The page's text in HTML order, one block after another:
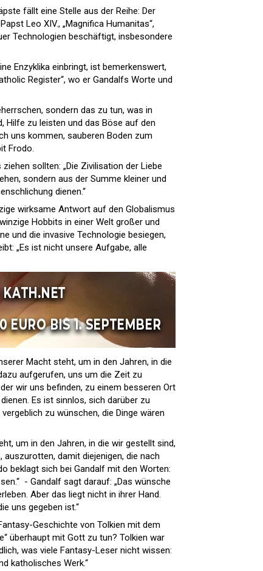
fällt eine Stelle aus der Reihe: Der
Leo XIV., „Magnifica Humanitas“,
Technologien beschäftigt, insbesondere
Enzyklika einbringt, ist bemerkenswert,
Register“, wo er Gandalfs Worte und
sondern das zu tun, was in
Hilfe zu leisten und das Böse auf den
uns kommen, sauberen Boden zum
Frodo.
sollten: „Die Zivilisation der Liebe
sondern aus der Summe kleiner und
dienen.“
wirksame Antwort auf den Globalismus
Hobbits in einer Welt großer und
und die invasive Technologie besiegen,
„Es ist nicht unsere Aufgabe, alle
Macht steht, um in den Jahren, in die
aufgerufen, uns um die Zeit zu
wir uns befinden, zu einem besseren Ort
Es ist sinnlos, sich darüber zu
zu wünschen, die Dinge wären
um in den Jahren, in die wir gestellt sind,
damit diejenigen, die nach
beklagt sich bei Gandalf mit den Worten:
- Gandalf sagt darauf: „Das wünsche
Aber das liegt nicht in ihrer Hand.
uns gegeben ist.“
Geschichte von Tolkien mit dem
überhaupt mit Gott zu tun? Tolkien war
was viele Fantasy-Leser nicht wissen:
katholisches Werk.“